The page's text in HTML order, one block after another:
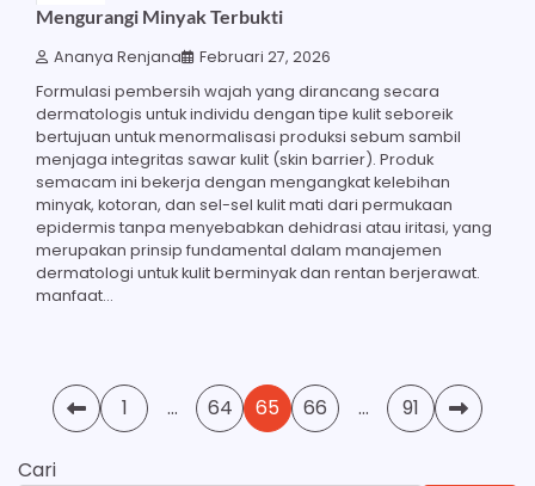
Mengurangi Minyak Terbukti
Ananya Renjana Februari 27, 2026
Formulasi pembersih wajah yang dirancang secara
dermatologis untuk individu dengan tipe kulit seboreik
bertujuan untuk menormalisasi produksi sebum sambil
menjaga integritas sawar kulit (skin barrier). Produk
semacam ini bekerja dengan mengangkat kelebihan
minyak, kotoran, dan sel-sel kulit mati dari permukaan
epidermis tanpa menyebabkan dehidrasi atau iritasi, yang
merupakan prinsip fundamental dalam manajemen
dermatologi untuk kulit berminyak dan rentan berjerawat.
manfaat…
Paginasi
1 … 64 65 66 … 91
Cari